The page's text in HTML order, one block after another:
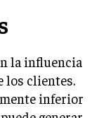
la influencia
los clientes.
inferior